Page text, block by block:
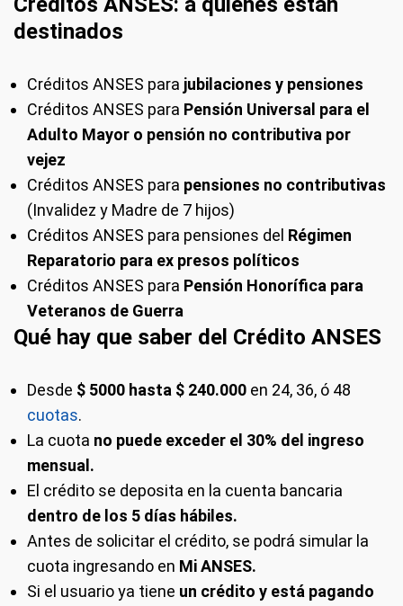
destinados
Créditos ANSES para jubilaciones y pensiones
Créditos ANSES para Pensión Universal para el
Adulto Mayor o pensión no contributiva por
vejez
Créditos ANSES para pensiones no contributivas
(Invalidez y Madre de 7 hijos)
Créditos ANSES para pensiones del Régimen
Reparatorio para ex presos políticos
Créditos ANSES para Pensión Honorífica para
Veteranos de Guerra
Qué hay que saber del Crédito ANSES
Desde $ 5000 hasta $ 240.000 en 24, 36, ó 48
cuotas.
La cuota no puede exceder el 30% del ingreso
mensual.
El crédito se deposita en la cuenta bancaria
dentro de los 5 días hábiles.
Antes de solicitar el crédito, se podrá simular la
cuota ingresando en Mi ANSES.
Si el usuario ya tiene un crédito y está pagando